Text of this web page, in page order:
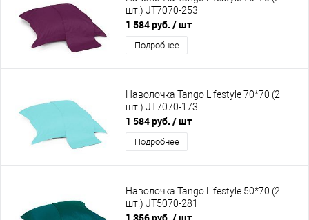
шт.) JT7070-253
1 584 руб. / шт
Подробнее
Наволочка Tango Lifestyle 70*70 (2
шт.) JT7070-173
1 584 руб. / шт
Подробнее
Наволочка Tango Lifestyle 50*70 (2
шт.) JT5070-281